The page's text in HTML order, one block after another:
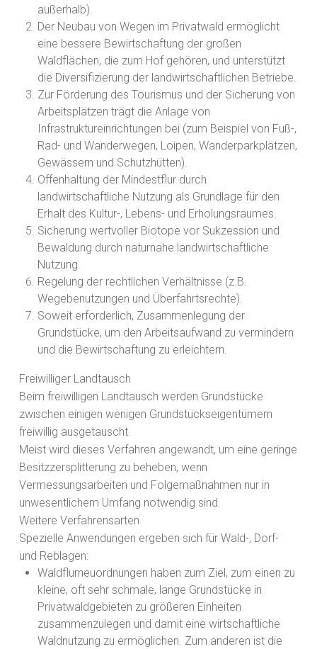
außerhalb).
Der Neubau von Wegen im Privatwald ermöglicht
eine bessere Bewirtschaftung der großen
Waldflächen, die zum Hof gehören, und unterstützt
die Diversifizierung der landwirtschaftlichen Betriebe.
Zur Förderung des Tourismus und der Sicherung von
Arbeitsplätzen trägt die Anlage von
Infrastruktureinrichtungen bei (zum Beispiel von Fuß-,
Rad- und Wanderwegen, Loipen, Wanderparkplätzen,
Gewässern und Schutzhütten).
Offenhaltung der Mindestflur durch
landwirtschaftliche Nutzung als Grundlage für den
Erhalt des Kultur-, Lebens- und Erholungsraumes.
Sicherung wertvoller Biotope vor Sukzession und
Bewaldung durch naturnahe landwirtschaftliche
Nutzung.
Regelung der rechtlichen Verhältnisse (z.B.
Wegebenutzungen und Überfahrtsrechte).
Soweit erforderlich, Zusammenlegung der
Grundstücke, um den Arbeitsaufwand zu vermindern
und die Bewirtschaftung zu erleichtern.
Freiwilliger Landtausch
Beim freiwilligen Landtausch werden Grundstücke
zwischen einigen wenigen Grundstückseigentümern
freiwillig ausgetauscht.
Meist wird dieses Verfahren angewandt, um eine geringe
Besitzzersplitterung zu beheben, wenn
Vermessungsarbeiten und Folgemaßnahmen nur in
unwesentlichem Umfang notwendig sind.
Weitere Verfahrensarten
Spezielle Anwendungen ergeben sich für Wald-, Dorf-
und Reblagen:
Waldflurneuordnungen haben zum Ziel, zum einen zu
kleine, oft sehr schmale, lange Grundstücke in
Privatwaldgebieten zu größeren Einheiten
zusammenzulegen und damit eine wirtschaftliche
Waldnutzung zu ermöglichen. Zum anderen ist die